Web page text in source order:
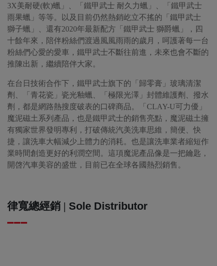
3X美耐硬(軟)蠟」、「鐵甲武士 耐久力蠟」、「鐵甲武士
雨果蠟」等等。以及目前仍然熱銷屹立不搖的「鐵甲武士
獅子蠟」、還有2020年最新配方「鐵甲武士 獅爵蠟」，四
十餘年來，陪伴粉絲們渡過風風雨雨的歲月，呵護著每一台
粉絲們心愛的愛車，鐵甲武士不斷往前進，未來也會不斷的
推陳出新，繼續陪伴大家。
在台日技術合作下，鐵甲武士旗下的「歸零膏」玻璃清潔
劑、「青花瓷」瓷光釉蠟、「極限光澤」封體維護劑、撥水
劑，都是網路熱搜度破表的口碑商品。「CLAY-U可力優」
魔泥磁土系列產品，也是鐵甲武士的銷售亮點，魔泥磁土擁
有獨家世界發明專利，打破傳統汽美洗車思維，簡便、快
捷，讓洗車大幅減少上體力的消耗。也是讓洗車業者縮短作
業時間創造更好的利潤空間。這項魔泥產品像是一把鑰匙，
開啓汽車美容的盛世，目前已在全球各國熱烈銷售。
律寬總經銷 | Sole Distributor
▂▂▂